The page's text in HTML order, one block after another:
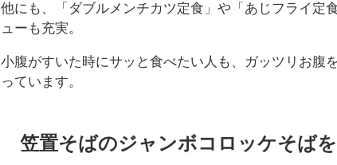
他にも、「ダブルメンチカツ定食」や「あじフライ定
ューも充実。
小腹がすいた時にサッと食べたい人も、ガッツリお腹
っています。
笠置そばのジャンボコロッケそばを